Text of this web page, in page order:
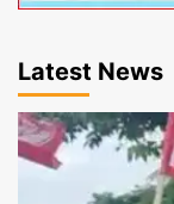
Latest News